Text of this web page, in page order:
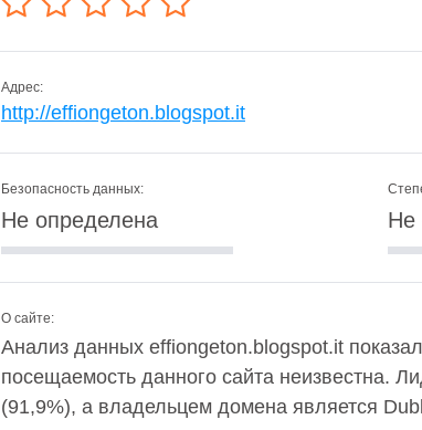
Адрес:
http://effiongeton.blogspot.it
Безопасность данных:
Не определена Не
О сайте:
Анализ данных effiongeton.blogspot.it
посещаемость данного сайта неизвестна.
(91,9%), а владельцем домена является